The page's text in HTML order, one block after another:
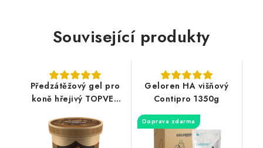
Související produkty
Předzátěžový gel pro
koně hřejivý TOPVET
Geloren HA višňový
Contipro 1350g
Doprava zdarma